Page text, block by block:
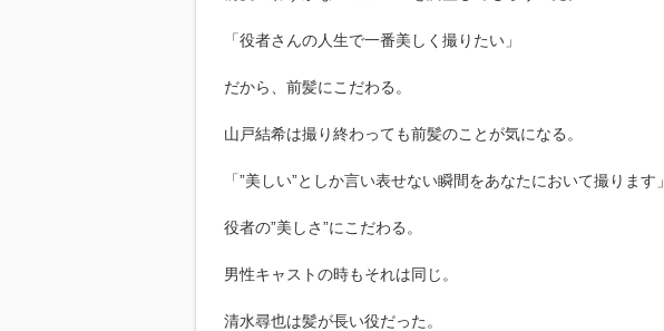
「役者さんの人生で一番美しく撮りたい」
だから、前髪にこだわる。
山戸結希は撮り終わっても前髪のことが気になる。
「”美しい”としか言い表せない瞬間をあなたにおいて撮ります」
役者の”美しさ”にこだわる。
男性キャストの時もそれは同じ。
清水尋也は髪が長い役だった。